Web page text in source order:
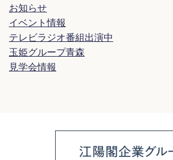
お知らせ
イベント情報
テレビラジオ番組出演中
玉姫グループ青森
見学会情報